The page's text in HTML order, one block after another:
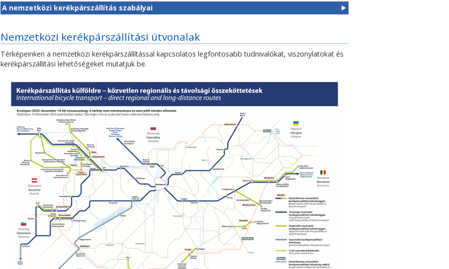
A nemzetközi kerékpárszállítás szabályai
Nemzetközi kerékpárszállítási útvonalak
Térképeinken a nemzetközi kerékpárszállítással kapcsolatos legfontosabb tudnivalókat, viszonylatokat és
kerékpárszállítási lehetőségeket mutatjuk be.